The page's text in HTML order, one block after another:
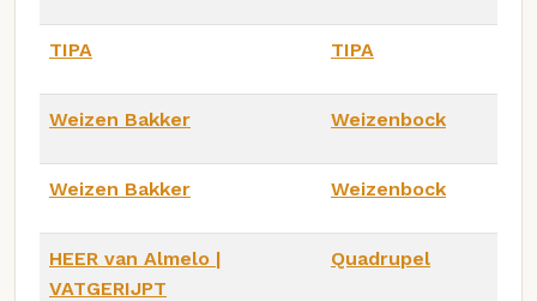
TIPA TIPA
Weizen Bakker Weizenbock
Weizen Bakker Weizenbock
HEER van Almelo |
VATGERIJPT
Quadrupel